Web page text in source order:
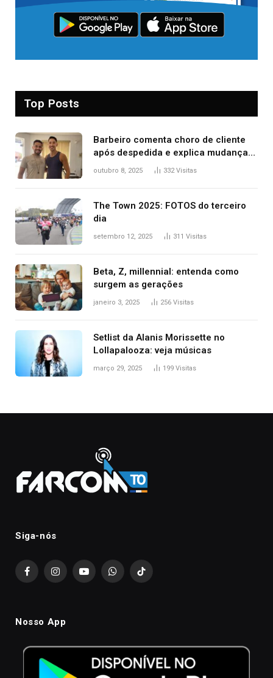
Top Posts
Barbeiro comenta choro de cliente
após despedida e explica mudança
para o TO: ‘Não esperava atingir
outubro 8, 2025 332Visitas
The Town 2025: FOTOS do terceiro
dia
setembro 12, 2025 311 Visitas
Beta, Z, millennial: entenda como
surgem as gerações
janeiro 3, 2025 256 Visitas
Setlist da Alanis Morissette no
Lollapalooza: veja músicas
março 29, 2025 199 Visitas
Siga-nós
FacebookInstagramYouTubeWhatsAppTikTok
Nosso App